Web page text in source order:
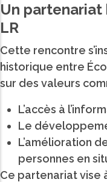
Un partenariat
LR
Cette rencontre
historique entre
sur des valeurs
L’accès à
Le
L’amélioration
personnes en
Ce partenariat vise